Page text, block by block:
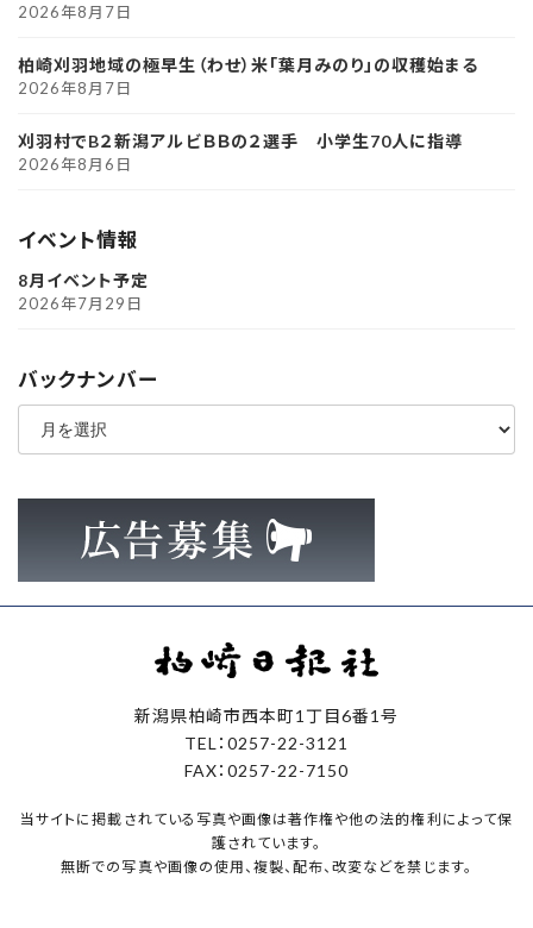
2026年8月7日
柏崎刈羽地域の極早生（わせ）米「葉月みのり」の収穫始まる
2026年8月7日
刈羽村でB２新潟アルビＢＢの２選手 小学生70人に指導
2026年8月6日
イベント情報
8月イベント予定
2026年7月29日
バックナンバー
ア
カ
ブ
新潟県柏崎市西本町1丁目6番1号
TEL：0257-22-3121
FAX：0257-22-7150
当サイトに掲載されている写真や画像は著作権や他の法的権利によって保
護されています。
無断での写真や画像の使用、複製、配布、改変などを禁じます。